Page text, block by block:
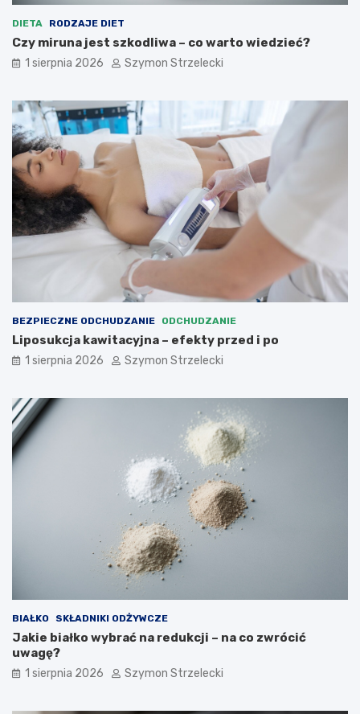
DIETA RODZAJE DIET
Czy miruna jest szkodliwa – co warto wiedzieć?
1 sierpnia 2026 Szymon Strzelecki
BEZPIECZNE ODCHUDZANIE ODCHUDZANIE
Liposukcja kawitacyjna – efekty przed i po
1 sierpnia 2026 Szymon Strzelecki
BIAŁKO SKŁADNIKI ODŻYWCZE
Jakie białko wybrać na redukcji – na co zwrócić
uwagę?
1 sierpnia 2026 Szymon Strzelecki